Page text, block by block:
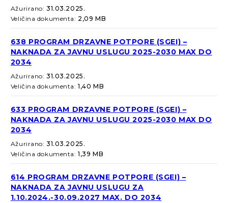
Ažurirano:31.03.2025.
Veličina dokumenta: 2,09 MB
638 PROGRAM DRZAVNE POTPORE (SGEI) –
NAKNADA ZA JAVNU USLUGU 2025-2030 MAX DO
2034
Ažurirano:31.03.2025.
Veličina dokumenta:1,40 MB
633 PROGRAM DRZAVNE POTPORE (SGEI) –
NAKNADA ZA JAVNU USLUGU 2025-2030 MAX DO
2034
Ažurirano:31.03.2025.
Veličina dokumenta:1,39 MB
614 PROGRAM DRZAVNE POTPORE (SGEI) –
NAKNADA ZA JAVNU USLUGU ZA
1.10.2024.-30.09.2027 MAX. DO 2034